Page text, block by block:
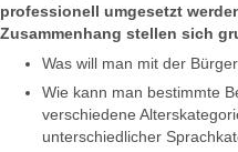
professionell umgesetzt
Zusammenhang stellen sich
Was will man mit der
Wie kann man bestimmte
verschiedene
unterschiedlicher